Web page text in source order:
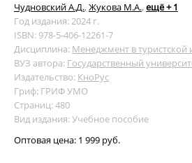
Чудновский А.Д., Жукова М.А., ещё + 1
Год издания: 2024 г.
ISBN: 978-5-406-12261-7
Дисциплина: Менеджмент в туристской
ВУЗ автора: Государственный
Издательство: КноРус
Гриф: ГРИФ УМО
Страниц: 480
Вид издания: Учебное пособие
Оптовая цена: 1 999 руб.